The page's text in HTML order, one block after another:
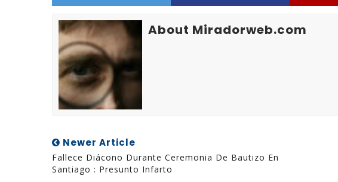
About Miradorweb.com
Newer Article
Fallece Diácono Durante Ceremonia De Bautizo En
Santiago : Presunto Infarto